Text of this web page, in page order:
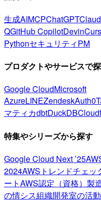
生成AIMCPChatGPT
QGitHub CopilotDevin
PythonセキュリティPM
プロダクトやサービスで
Google CloudMicrosoft
AzureLINEZendeskAuth0
マティカdbtDuckDB
特集やシリーズから探す
Google Cloud Next ’25
2024AWSトレンドチェッ
ートAWS認定（資格） 製
の情シス組織開発室の活動